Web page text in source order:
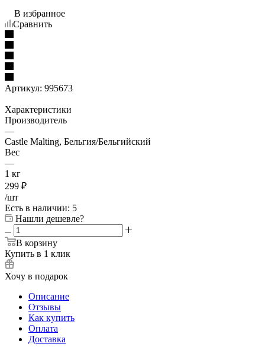
В избранное
Сравнить
Артикул: 995673
Характеристики
Производитель
—
Castle Malting, Бельгия/Бельгийский
Вес
—
1 кг
299 ₽
/шт
Есть в наличии: 5
Нашли дешевле?
В корзину
Купить в 1 клик
Хочу в подарок
Описание
Отзывы
Как купить
Оплата
Доставка